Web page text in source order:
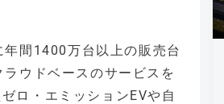
間1400万台以上の販売台
ウドベースのサービスを
ロ・エミッションEVや自